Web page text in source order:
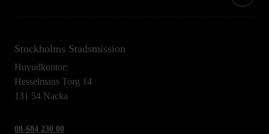
Stockholms Stadsmission
Huvudkontor:
Hesselmans Torg 14
131 54 Nacka
08-684 230 00